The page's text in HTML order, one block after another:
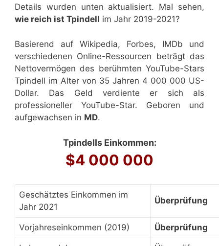
Details wurden unten aktualisiert. Mal sehen,
wie reich ist Tpindell im Jahr 2019-2021?
Basierend auf Wikipedia, Forbes, IMDb und
verschiedenen Online-Ressourcen beträgt das
Nettovermögen des berühmten YouTube-Stars
Tpindell im Alter von 35 Jahren 4 000 000 US-
Dollar. Das Geld verdiente er sich als
professioneller YouTube-Star. Geboren und
aufgewachsen in MD.
Tpindells Einkommen:
$4 000 000
Geschätztes Einkommen im
Jahr 2021
Überprüfung
Vorjahreseinkommen (2019) Überprüfung